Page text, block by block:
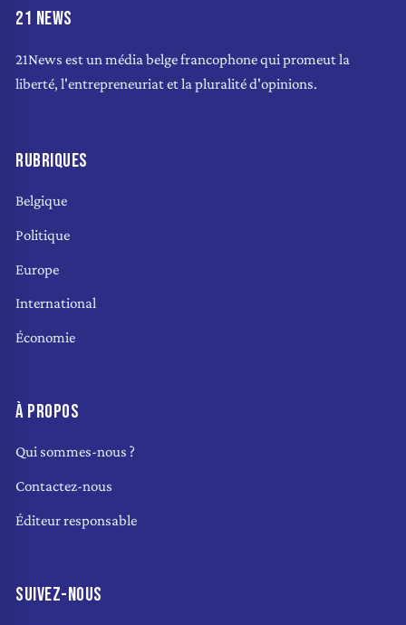
21 NEWS
21News est un média belge francophone qui promeut la
liberté, l'entrepreneuriat et la pluralité d'opinions.
RUBRIQUES
Belgique
Politique
Europe
International
Économie
À PROPOS
Qui sommes-nous ?
Contactez-nous
Éditeur responsable
SUIVEZ-NOUS